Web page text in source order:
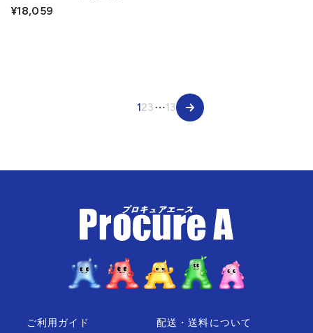
1S ▼808-7013
¥18,059
123⋯13
ご利用ガイド
配送・送料について